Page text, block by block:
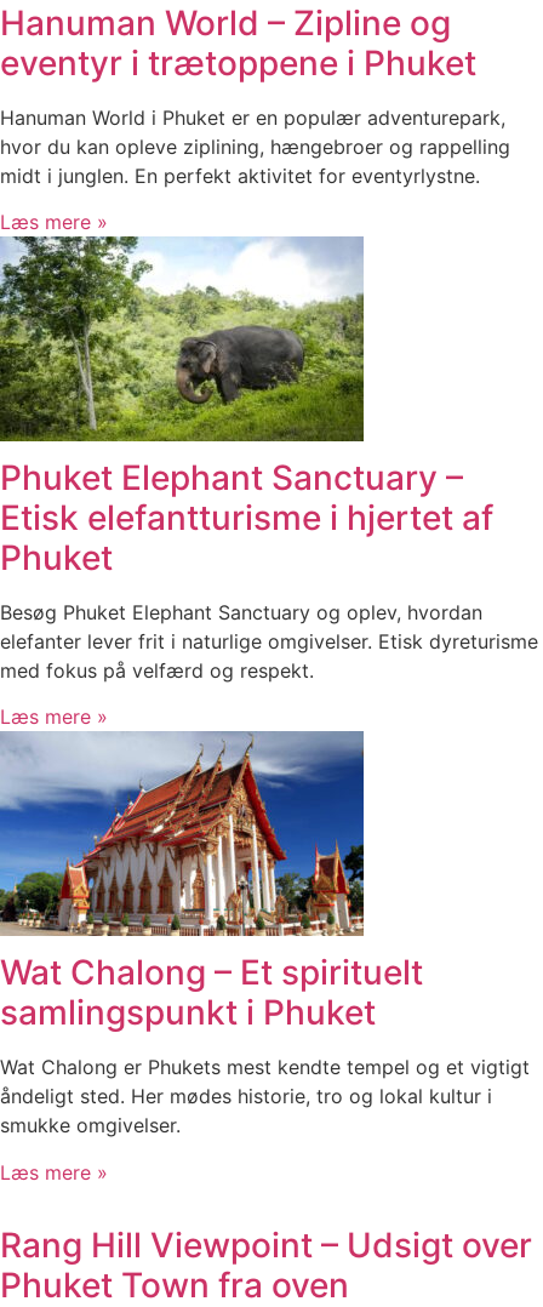
Hanuman World – Zipline og
eventyr i trætoppene i Phuket
Hanuman World i Phuket er en populær adventurepark,
hvor du kan opleve ziplining, hængebroer og rappelling
midt i junglen. En perfekt aktivitet for eventyrlystne.
Læs mere »
Phuket Elephant Sanctuary –
Etisk elefantturisme i hjertet af
Phuket
Besøg Phuket Elephant Sanctuary og oplev, hvordan
elefanter lever frit i naturlige omgivelser. Etisk dyreturisme
med fokus på velfærd og respekt.
Læs mere »
Wat Chalong – Et spirituelt
samlingspunkt i Phuket
Wat Chalong er Phukets mest kendte tempel og et vigtigt
åndeligt sted. Her mødes historie, tro og lokal kultur i
smukke omgivelser.
Læs mere »
Rang Hill Viewpoint – Udsigt over
Phuket Town fra oven